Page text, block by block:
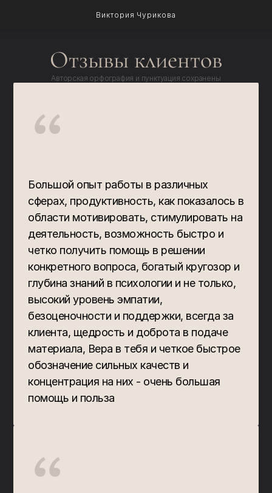
Виктория Чурикова
Отзывы клиентов
Авторская орфография и пунктуация сохранены
“
Большой опыт работы в различных
сферах, продуктивность, как показалось в
области мотивировать, стимулировать на
деятельность, возможность быстро и
четко получить помощь в решении
конкретного вопроса, богатый кругозор и
глубина знаний в психологии и не только,
высокий уровень эмпатии,
безоценочности и поддержки, всегда за
клиента, щедрость и доброта в подаче
материала, Вера в тебя и четкое быстрое
обозначение сильных качеств и
концентрация на них - очень большая
помощь и польза